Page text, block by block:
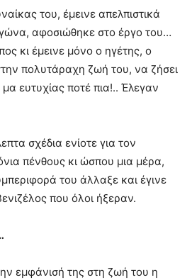
του, έμεινε απελπιστικά
αφοσιώθηκε στο έργο του…
κι έμεινε μόνο ο ηγέτης, ο
πολυτάραχη ζωή του, να ζήσει
ευτυχίας ποτέ πια!.. Έλεγαν
σχέδια ενίοτε για τον
πένθους κι ώσπου μια μέρα,
του άλλαξε και έγινε
που όλοι ήξεραν.
εμφάνισή της στη ζωή του η